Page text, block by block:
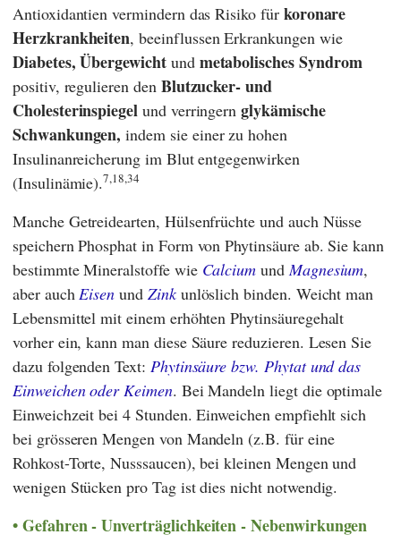
Antioxidantien vermindern das Risiko für koronare
Herzkrankheiten, beeinflussen Erkrankungen wie
Diabetes, Übergewicht und metabolisches Syndrom
positiv, regulieren den Blutzucker- und
Cholesterinspiegel und verringernglykämische
Schwankungen, indem sie einer zu hohen
Insulinanreicherung im Blut entgegenwirken
(Insulinämie).7,18,34
Manche Getreidearten, Hülsenfrüchte und auch Nüsse
speichern Phosphat in Form von Phytinsäure ab. Sie kann
bestimmte Mineralstoffe wie Calcium und Magnesium,
aber auch Eisen und Zinkunlöslich binden. Weicht man
Lebensmittel mit einem erhöhten Phytinsäuregehalt
vorher ein, kann man diese Säure reduzieren. Lesen Sie
dazu folgenden Text: Phytinsäure bzw. Phytat und das
Einweichen oder Keimen. Bei Mandeln liegt die optimale
Einweichzeit bei 4 Stunden. Einweichen empfiehlt sich
bei grösseren Mengen von Mandeln (z.B. für eine
Rohkost-Torte, Nusssaucen), bei kleinen Mengen und
wenigen Stücken pro Tag ist dies nicht notwendig.
Gefahren - Unverträglichkeiten - Nebenwirkungen